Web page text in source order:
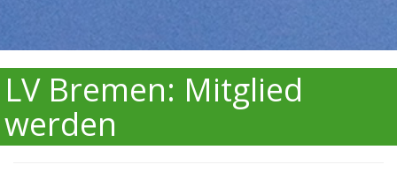
LV Bremen: Mitglied
werden